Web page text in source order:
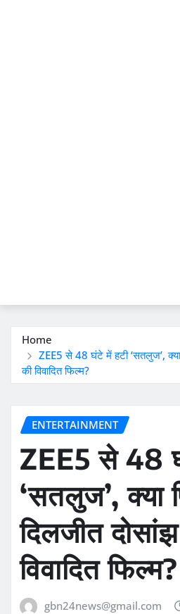
Home
ZEE5 से 48 घंटे में हटी ‘सतलुज’,
की विवादित फिल्म?
ENTERTAINMENT
ZEE5 से 48
‘सतलुज’, क्या
दिलजीत
विवादित फिल्म?
gbn24news@gmail.com